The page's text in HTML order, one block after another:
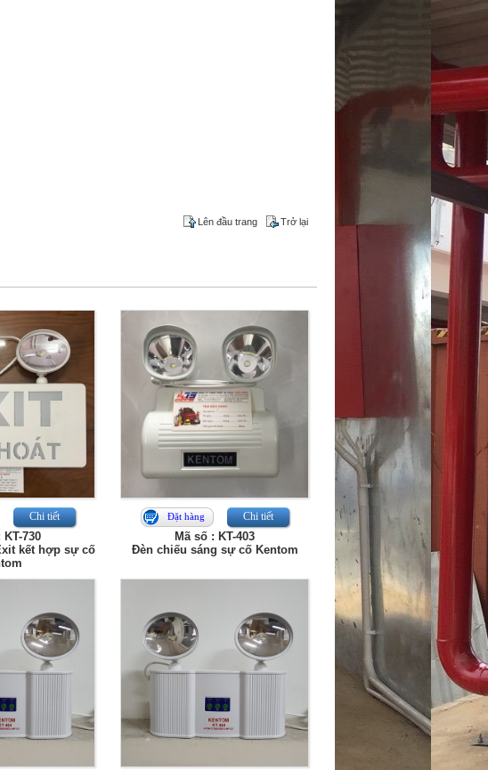
Lên đầu trang Trở lại
Chi tiết
KT-730
kết hợp sự cố
Đặt hàng Chi tiết
Mã số : KT-403
Đèn chiếu sáng sự cố Kentom